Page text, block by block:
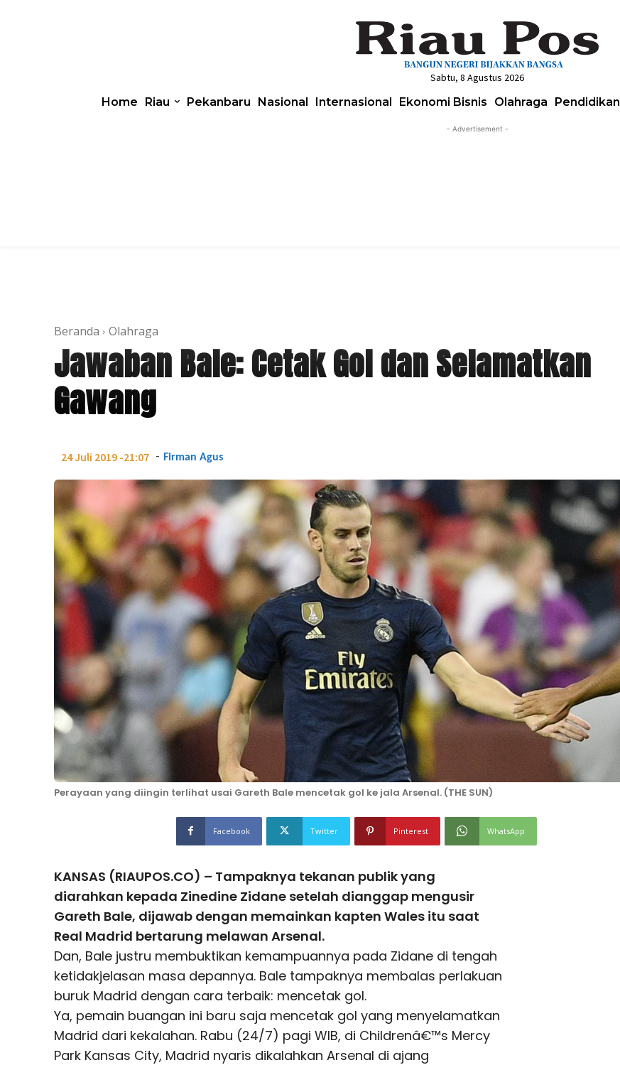
Sabtu, 8 Agustus 2026
Home Riau Pekanbaru Nasional Internasional Ekonomi Bisnis Olahraga Pendidikan
- Advertisement -
Beranda Olahraga
Jawaban Bale: Cetak Gol dan Selamatkan
Gawang
24 Juli 2019 -21:07 - Firman Agus
Perayaan yang diingin terlihat usai Gareth Bale mencetak gol ke jala Arsenal. (THE SUN)
Facebook Twitter Pinterest WhatsApp
KANSAS (RIAUPOS.CO) – Tampaknya tekanan publik yang
diarahkan kepada Zinedine Zidane setelah dianggap mengusir
Gareth Bale, dijawab dengan memainkan kapten Wales itu saat
Real Madrid bertarung melawan Arsenal.
Dan, Bale justru membuktikan kemampuannya pada Zidane di tengah
ketidakjelasan masa depannya. Bale tampaknya membalas perlakuan
buruk Madrid dengan cara terbaik: mencetak gol.
Ya, pemain buangan ini baru saja mencetak gol yang menyelamatkan
Madrid dari kekalahan. Rabu (24/7) pagi WIB, di Childrenâ€™s Mercy
Park Kansas City, Madrid nyaris dikalahkan Arsenal di ajang